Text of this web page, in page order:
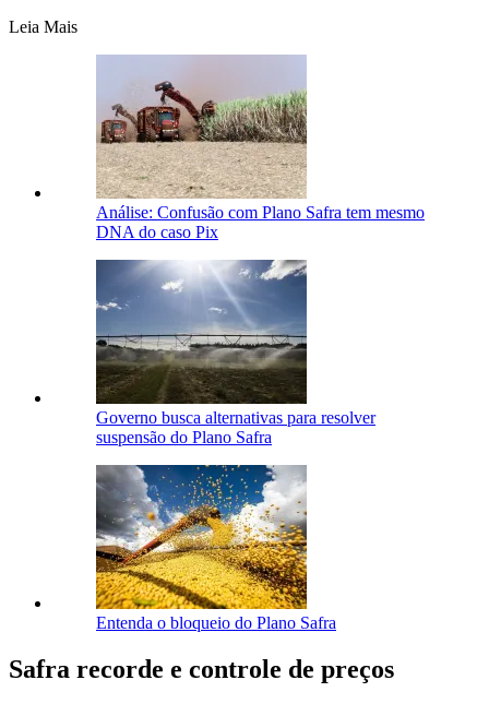
Leia Mais
Análise: Confusão com Plano Safra tem mesmo
DNA do caso Pix
Governo busca alternativas para resolver
suspensão do Plano Safra
Entenda o bloqueio do Plano Safra
Safra recorde e controle de preços